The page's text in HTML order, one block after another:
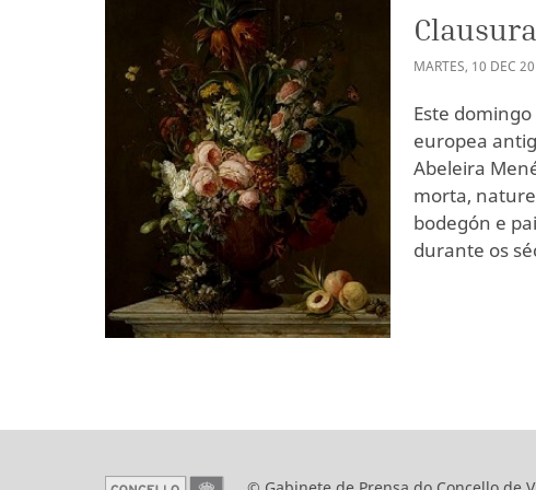
MARTES, 10 DEC
Este
europea
Abeleira
morta,
bodegón e
durante os